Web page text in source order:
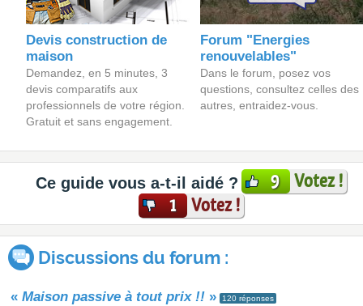
Devis construction de
maison
Demandez, en 5 minutes, 3
devis comparatifs aux
professionnels de votre région.
Gratuit et sans engagement.
Forum "Energies
renouvelables"
Dans le forum, posez vos
questions, consultez celles des
autres, entraidez-vous.
Ce guide vous a-t-il aidé ? 9 Votez !
1 Votez !
Discussions du forum :
« Maison passive à tout prix !! » 120 réponses